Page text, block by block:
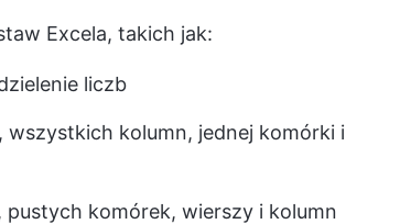
Excela, takich jak:
liczb
wszystkich kolumn, jednej komórki i
komórek, wierszy i kolumn